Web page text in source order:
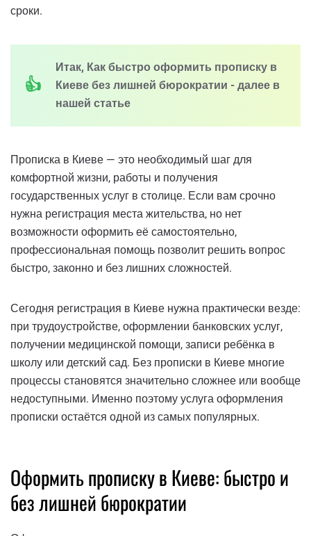
сроки.
Итак, Как быстро оформить прописку в
Киеве без лишней бюрократии - далее в
нашей статье
Прописка в Киеве — это необходимый шаг для
комфортной жизни, работы и получения
государственных услуг в столице. Если вам срочно
нужна регистрация места жительства, но нет
возможности оформить её самостоятельно,
профессиональная помощь позволит решить вопрос
быстро, законно и без лишних сложностей.
Сегодня регистрация в Киеве нужна практически везде:
при трудоустройстве, оформлении банковских услуг,
получении медицинской помощи, записи ребёнка в
школу или детский сад. Без прописки в Киеве многие
процессы становятся значительно сложнее или вообще
недоступными. Именно поэтому услуга оформления
прописки остаётся одной из самых популярных.
Оформить прописку в Киеве: быстро и
без лишней бюрократии